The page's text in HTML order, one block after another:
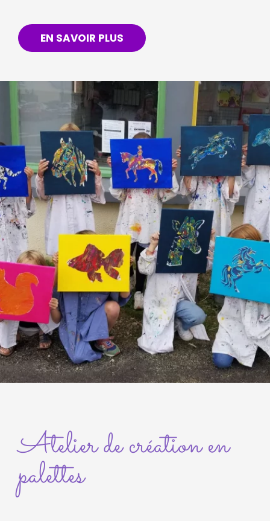
EN SAVOIR PLUS
Atelier de création en
palettes